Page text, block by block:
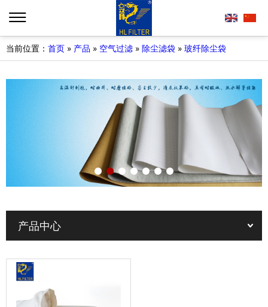
当前位置： 首页 » 产品 » 空气过滤 » 除尘滤袋 » 玻纤除尘袋
产品中心